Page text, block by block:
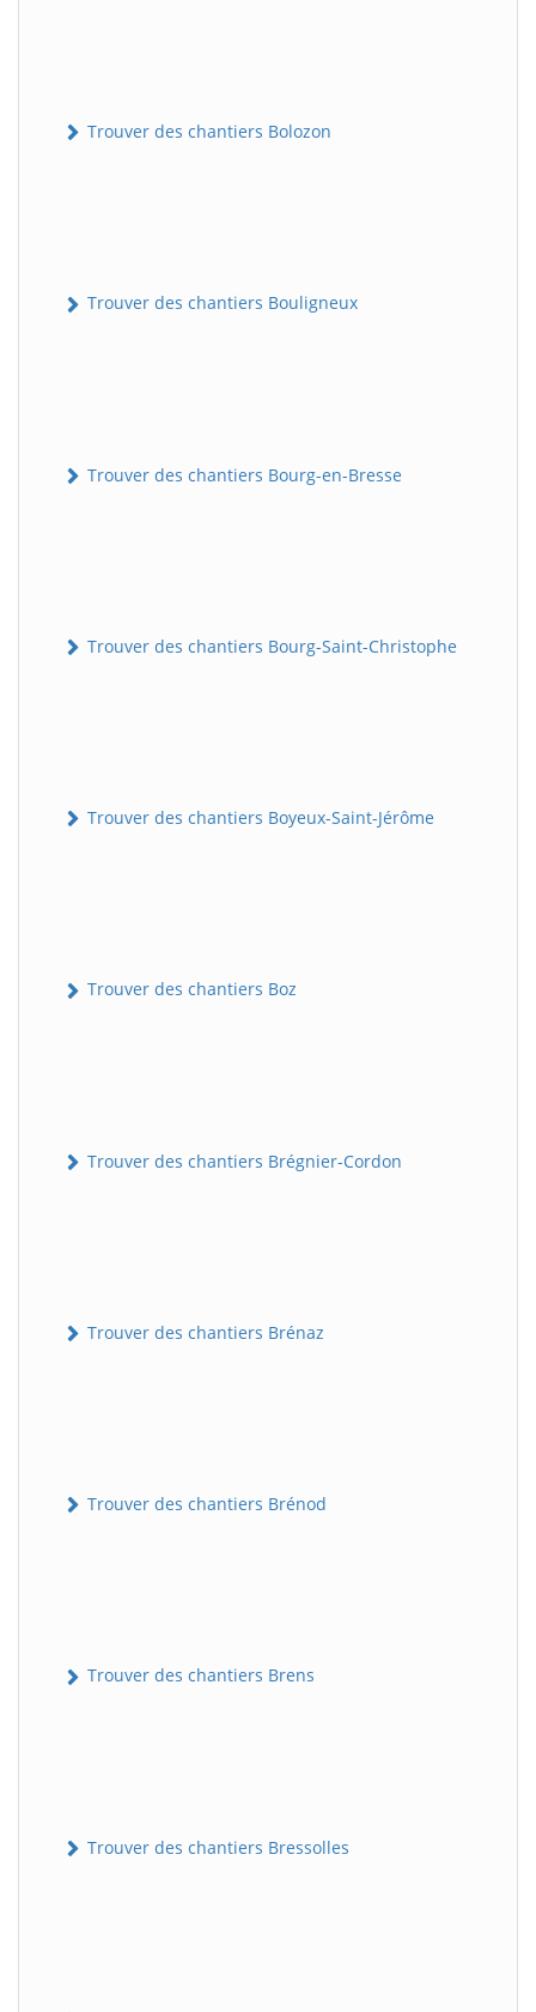
Trouver des chantiers Bolozon
Trouver des chantiers Bouligneux
Trouver des chantiers Bourg-en-Bresse
Trouver des chantiers Bourg-Saint-Christophe
Trouver des chantiers Boyeux-Saint-Jérôme
Trouver des chantiers Boz
Trouver des chantiers Brégnier-Cordon
Trouver des chantiers Brénaz
Trouver des chantiers Brénod
Trouver des chantiers Brens
Trouver des chantiers Bressolles